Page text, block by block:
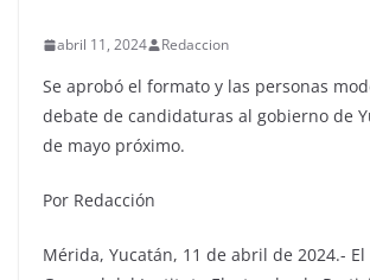
abril 11, 2024 Redaccion
Se aprobó el formato y las personas
debate de candidaturas al gobierno de
de mayo próximo.
Por Redacción
Mérida, Yucatán, 11 de abril de 2024.- El